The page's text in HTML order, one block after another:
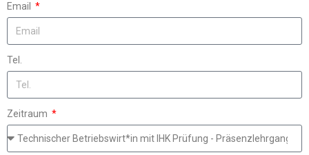
Email
Tel.
Zeitraum